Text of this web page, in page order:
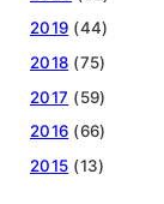
2019 (44)
2018 (75)
2017 (59)
2016 (66)
2015 (13)